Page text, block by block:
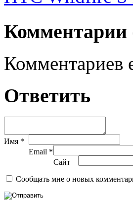
Комментарии
Комментариев
Ответить
Имя *
Email *
Сайт
Сообщать мне о новых